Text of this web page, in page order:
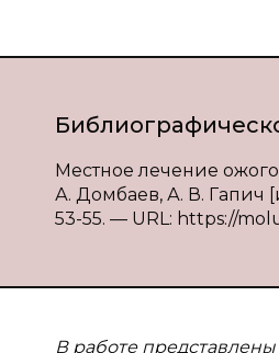
Местное лечение
А. Домбаев, А. В. Гапич
53-55. — URL: https://
В работе